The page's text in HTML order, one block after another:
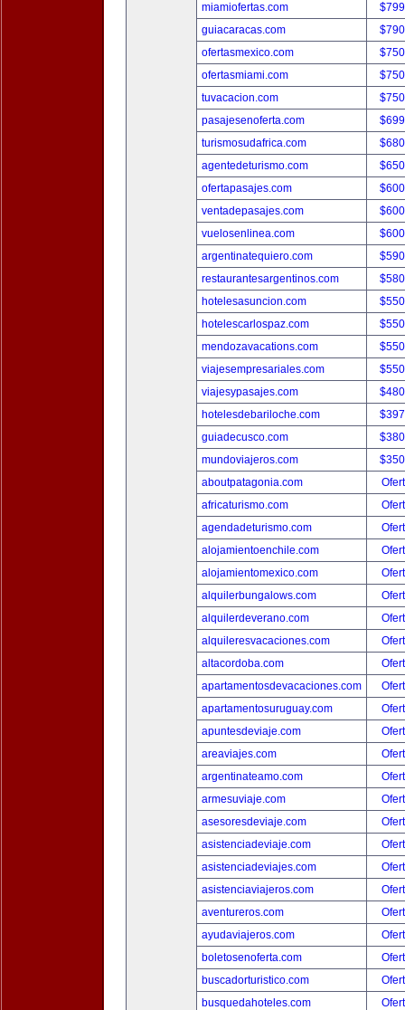
miamiofertas.com
guiacaracas.com
ofertasmexico.com
ofertasmiami.com
tuvacacion.com
pasajesenoferta.com
turismosudafrica.com
agentedeturismo.com
ofertapasajes.com
ventadepasajes.com
vuelosenlinea.com
argentinatequiero.com
restaurantesargentinos.com
hotelesasuncion.com
hotelescarlospaz.com
mendozavacations.com
viajesempresariales.com
viajesypasajes.com
hotelesdebariloche.com
guiadecusco.com
mundoviajeros.com
aboutpatagonia.com
africaturismo.com
agendadeturismo.com
alojamientoenchile.com
alojamientomexico.com
alquilerbungalows.com
alquilerdeverano.com
alquileresvacaciones.com
altacordoba.com
apartamentosdevacaciones.com
apartamentosuruguay.com
apuntesdeviaje.com
areaviajes.com
argentinateamo.com
armesuviaje.com
asesoresdeviaje.com
asistenciadeviaje.com
asistenciadeviajes.com
asistenciaviajeros.com
aventureros.com
ayudaviajeros.com
boletosenoferta.com
buscadorturistico.com
busquedahoteles.com